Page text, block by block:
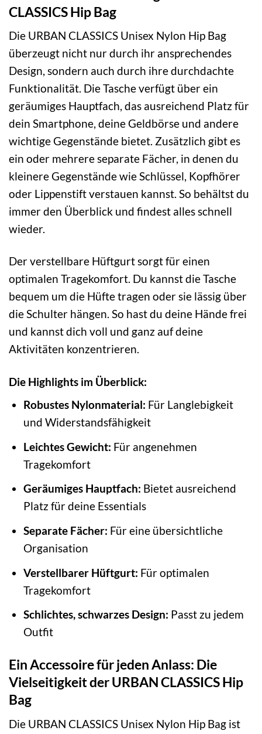
CLASSICS Hip Bag
Die URBAN CLASSICS Unisex Nylon Hip Bag
überzeugt nicht nur durch ihr ansprechendes
Design, sondern auch durch ihre durchdachte
Funktionalität. Die Tasche verfügt über ein
geräumiges Hauptfach, das ausreichend Platz für
dein Smartphone, deine Geldbörse und andere
wichtige Gegenstände bietet. Zusätzlich gibt es
ein oder mehrere separate Fächer, in denen du
kleinere Gegenstände wie Schlüssel, Kopfhörer
oder Lippenstift verstauen kannst. So behältst du
immer den Überblick und findest alles schnell
wieder.
Der verstellbare Hüftgurt sorgt für einen
optimalen Tragekomfort. Du kannst die Tasche
bequem um die Hüfte tragen oder sie lässig über
die Schulter hängen. So hast du deine Hände frei
und kannst dich voll und ganz auf deine
Aktivitäten konzentrieren.
Die Highlights im Überblick:
Robustes Nylonmaterial: Für Langlebigkeit
und Widerstandsfähigkeit
Leichtes Gewicht: Für angenehmen
Tragekomfort
Geräumiges Hauptfach: Bietet ausreichend
Platz für deine Essentials
Separate Fächer: Für eine übersichtliche
Organisation
Verstellbarer Hüftgurt: Für optimalen
Tragekomfort
Schlichtes, schwarzes Design: Passt zu jedem
Outfit
Ein Accessoire für jeden Anlass: Die
Vielseitigkeit der URBAN CLASSICS Hip
Bag
Die URBAN CLASSICS Unisex Nylon Hip Bag ist